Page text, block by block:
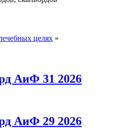
целях »
АиФ 31 2026
АиФ 29 2026